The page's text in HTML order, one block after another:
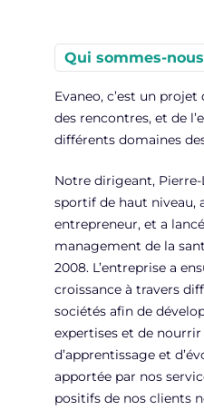
Qui sommes-
Evaneo, c’est un
des rencontres, et de
différents domaines
Notre dirigeant,
sportif de haut niveau,
entrepreneur, et a
management de la
2008. L’entreprise a
croissance à travers
sociétés afin de
expertises et de
d’apprentissage et
apportée par nos
positifs de nos clients